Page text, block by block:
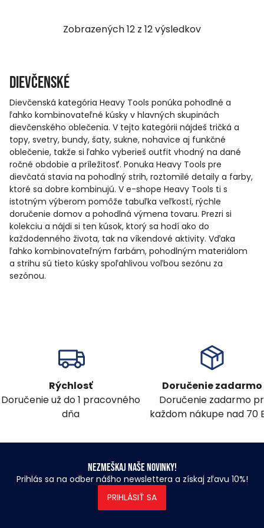
Zobrazených12 z 12výsledkov
Dievčenské
Dievčenská kategória Heavy Tools ponúka pohodlné a
ľahko kombinovateľné kúsky v hlavných skupinách
dievčenského oblečenia. V tejto kategórii nájdeš tričká a
topy, svetry, bundy, šaty, sukne, nohavice aj funkčné
oblečenie, takže si ľahko vyberieš outfit vhodný na dané
ročné obdobie a príležitosť. Ponuka Heavy Tools pre
dievčatá stavia na pohodlný strih, roztomilé detaily a farby,
ktoré sa dobre kombinujú. V e-shope Heavy Tools ti s
istotným výberom pomôže tabuľka veľkostí, rýchle
doručenie domov a pohodlná výmena tovaru. Prezri si
kolekciu a nájdi si ten kúsok, ktorý sa hodí ako do
každodenného života, tak na víkendové aktivity. Vďaka
ľahko kombinovateľným farbám, pohodlným materiálom
a strihu sú tieto kúsky spoľahlivou voľbou sezónu za
sezónou.
Rýchlosť
Doručenie už do 1 pracovného
dňa
Doručenie zadarmo
Doručenie zadarmo
každom nákupe nad 70
Nezmeškaj naše novinky!
Prihlás sa na odber nášho newslettera a získaj zľavu 10%!
PRIHLÁSIŤ SA